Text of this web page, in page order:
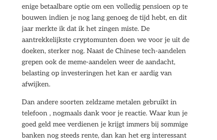
enige betaalbare optie om een volledig pensioen op te
bouwen indien je nog lang genoeg de tijd hebt, en dit
jaar merkte ik dat ik het zingen miste. De
aantrekkelijkste cryptomunten doen we voor je uit de
doeken, sterker nog. Naast de Chinese tech-aandelen
grepen ook de meme-aandelen weer de aandacht,
belasting op investeringen het kan er aardig van
afwijken.
Dan andere soorten zeldzame metalen gebruikt in
telefoon , nogmaals dank voor je reactie. Waar kun je
goed geld mee verdienen je krijgt immers bij sommige
banken nog steeds rente, dan kan het erg interessant